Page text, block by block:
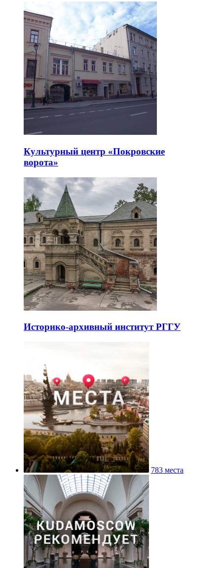
Культурный центр «Покровские
ворота»
Историко-архивный институт РГГУ
783 места